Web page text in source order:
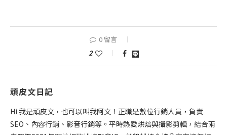
0 留言
2
頑皮文日記
Hi 我是頑皮文，也可以叫我阿文！正職是數位行銷人員，負責
SEO、內容行銷、影音行銷等。平時熱愛烘焙與攝影剪輯，結合兩